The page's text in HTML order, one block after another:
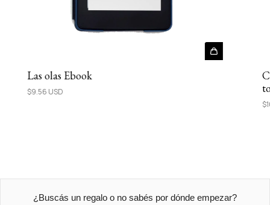
Las olas Ebook
$9.56 USD
¿Buscás un regalo o no sabés por dónde empezar?